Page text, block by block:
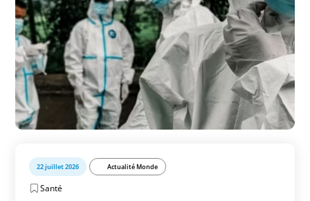
22 juillet 2026 Actualité Monde
Santé